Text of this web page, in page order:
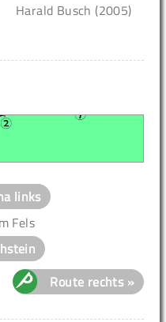
Harald Busch (2005)
links
Fels
Route rechts »